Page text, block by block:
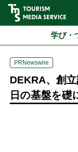
学び・
PRNewswire
DEKRA、創
日の基盤を礎